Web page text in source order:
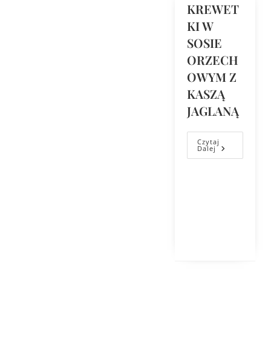
KREWET
KI W
SOSIE
ORZECH
OWYM Z
KASZĄ
JAGLANĄ
Czytaj
Dalej